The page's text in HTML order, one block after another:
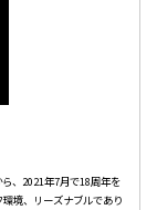
、2021年7月で18周年を
境、リーズナブルであり